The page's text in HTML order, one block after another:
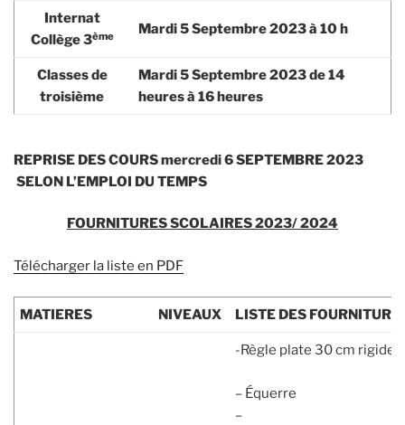
Internat
Collège 3ème Mardi 5 Septembre 2023à 10 h
Classes de
troisième
Mardi 5 Septembre 2023de 14
heures à 16 heures
REPRISE DES COURS mercredi 6 SEPTEMBRE 2023
SELON L’EMPLOI DU TEMPS
FOURNITURES SCOLAIRES 2023/ 2024
Télécharger la liste en PDF
MATIERES NIVEAUX LISTE DES
-Règle plate 30 cm rigide
– Équerre
–